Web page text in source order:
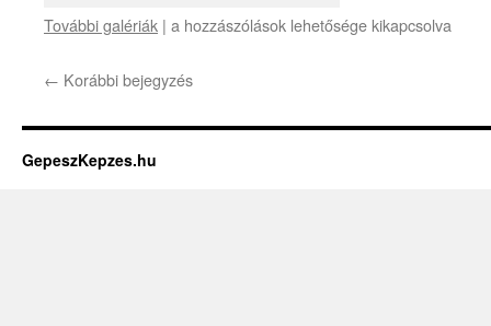
További galériák | a hozzászólások lehetősége kikapcsolva
← Korábbi bejegyzés
GepeszKepzes.hu